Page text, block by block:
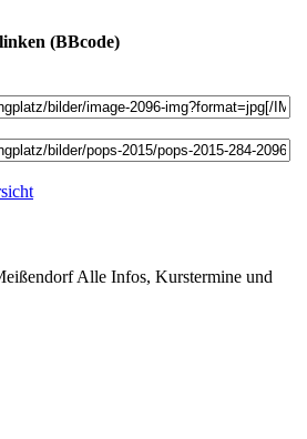
(BBcode)
Alle Infos, Kurstermine und